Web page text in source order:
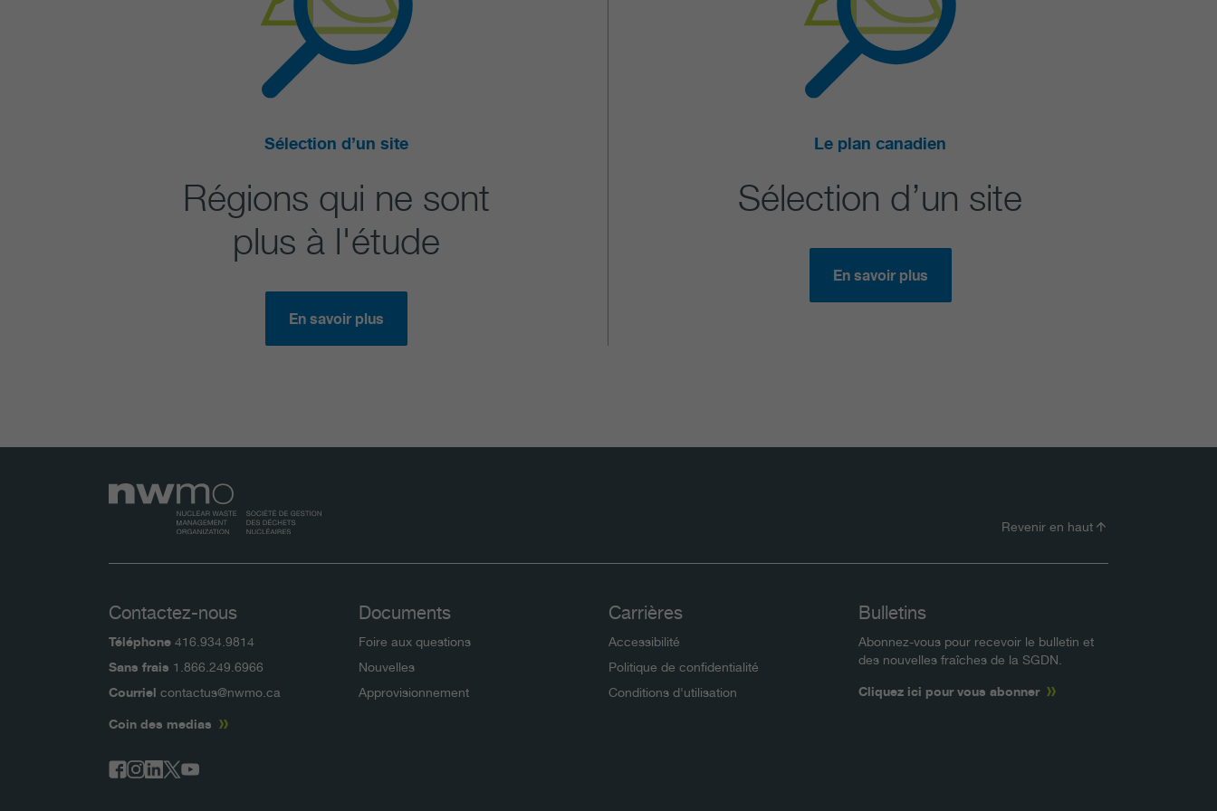
Sélection d’un site
Régions qui ne sont
plus à l'étude
En savoir plus
Le plan canadien
Sélection d’un site
En savoir plus
Revenir en haut
Contactez-nous
Téléphone 416.934.9814
Sans frais 1.866.249.6966
Courriel contactus@nwmo.ca
Coin des medias
Documents
Foire aux questions
Nouvelles
Approvisionnement
Carrières
Accessibilité
Politique de confidentialité
Conditions d'utilisation
Bulletins
Abonnez-vous pour recevoir le bulletin et
des nouvelles fraîches de la SGDN.
Cliquez ici pour vous abonner